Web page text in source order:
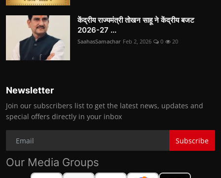
केंद्रीय राज्यमंत्री तोखन साहू ने केंद्रीय बजट
2026-27 ...
SaahasSamachar Feb 2, 2026 0 20
Newsletter
Join our subscribers list to get the latest news, updates and
special offers directly in your inbox
Subscribe
Our Media Groups